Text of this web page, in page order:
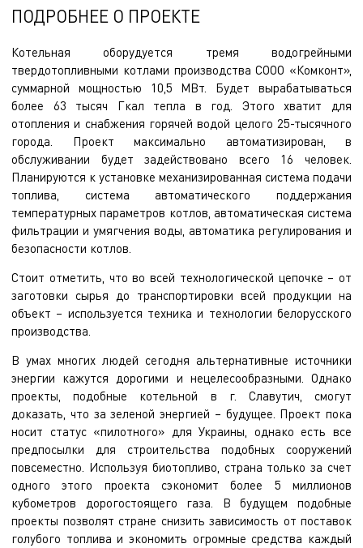
ПОДРОБНЕЕ О ПРОЕКТЕ
Котельная оборудуется тремя водогрейными
твердотопливными котлами производства СООО «Комконт»,
суммарной мощностью 10,5 МВт. Будет вырабатываться
более 63 тысяч Гкал тепла в год. Этого хватит для
отопления и снабжения горячей водой целого 25-тысячного
города. Проект максимально автоматизирован, в
обслуживании будет задействовано всего 16 человек.
Планируются к установке механизированная система подачи
топлива, система автоматического поддержания
температурных параметров котлов, автоматическая система
фильтрации и умягчения воды, автоматика регулирования и
безопасности котлов.
Стоит отметить, что во всей технологической цепочке – от
заготовки сырья до транспортировки всей продукции на
объект – используется техника и технологии белорусского
производства.
В умах многих людей сегодня альтернативные источники
энергии кажутся дорогими и нецелесообразными. Однако
проекты, подобные котельной в г. Славутич, смогут
доказать, что за зеленой энергией – будущее. Проект пока
носит статус «пилотного» для Украины, однако есть все
предпосылки для строительства подобных сооружений
повсеместно. Используя биотопливо, страна только за счет
одного этого проекта сэкономит более 5 миллионов
кубометров дорогостоящего газа. В будущем подобные
проекты позволят стране снизить зависимость от поставок
голубого топлива и экономить огромные средства каждый